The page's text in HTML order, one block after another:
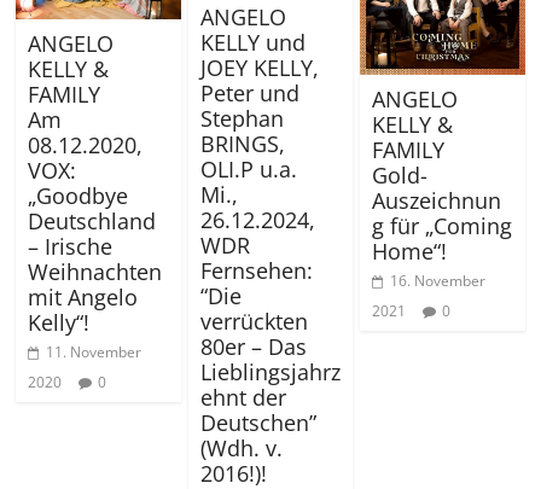
ANGELO
KELLY &
FAMILY
Am
08.12.2020,
VOX:
„Goodbye
Deutschland
– Irische
Weihnachten
mit Angelo
Kelly“!
11. November
2020
0
ANGELO
KELLY und
JOEY KELLY,
Peter und
Stephan
BRINGS,
OLI.P u.a.
Mi.,
26.12.2024,
WDR
Fernsehen:
“Die
verrückten
80er – Das
Lieblingsjahrz
ehnt der
Deutschen”
(Wdh. v.
2016!)!
ANGELO
KELLY &
FAMILY
Gold-
Auszeichnun
g für „Coming
Home“!
16. November
2021
0